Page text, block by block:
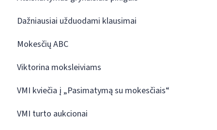
Dažniausiai užduodami klausimai
Mokesčių ABC
Viktorina moksleiviams
VMI kviečia į „Pasimatymą su mokesčiais“
VMI turto aukcionai